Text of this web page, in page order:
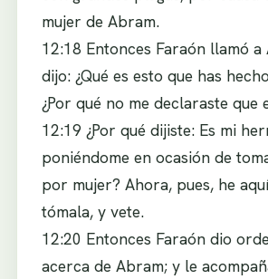
mujer de Abram.
12:18 Entonces Faraón llamó
dijo: ¿Qué es esto que has
¿Por qué no me declaraste que
12:19 ¿Por qué dijiste: Es mi
poniéndome en ocasión de
por mujer? Ahora, pues, he
tómala, y vete.
12:20 Entonces Faraón dio
acerca de Abram; y le